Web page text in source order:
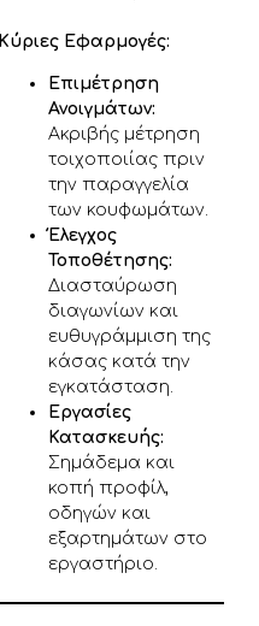
Κύριες Εφαρμογές:
Επιμέτρηση
Ανοιγμάτων:
Ακριβής μέτρηση
τοιχοποιίας πριν
την παραγγελία
των κουφωμάτων.
Έλεγχος
Τοποθέτησης:
Διασταύρωση
διαγωνίων και
ευθυγράμμιση της
κάσας κατά την
εγκατάσταση.
Εργασίες
Κατασκευής:
Σημάδεμα και
κοπή προφίλ,
οδηγών και
εξαρτημάτων στο
εργαστήριο.